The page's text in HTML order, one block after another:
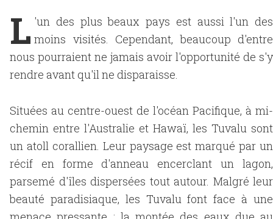
L 'un des plus beaux pays est aussi l'un des
moins visités. Cependant, beaucoup d'entre
nous pourraient ne jamais avoir l'opportunité de s'y
rendre avant qu'il ne disparaisse.
Situées au centre-ouest de l'océan Pacifique, à mi-
chemin entre l'Australie et Hawaï, les Tuvalu sont
un atoll corallien. Leur paysage est marqué par un
récif en forme d'anneau encerclant un lagon,
parsemé d'îles dispersées tout autour. Malgré leur
beauté paradisiaque, les Tuvalu font face à une